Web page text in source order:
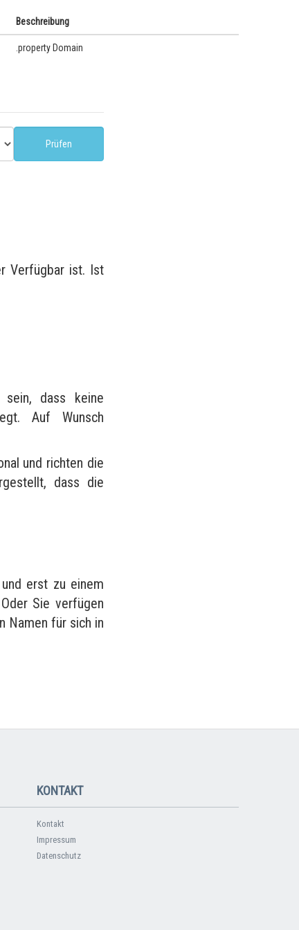
Beschreibung
.property Domain
Verfügbar ist. Ist
dass keine
Auf Wunsch
und richten die
dass die
erst zu einem
Sie verfügen
Namen für sich in
KONTAKT
Kontakt
Impressum
Datenschutz